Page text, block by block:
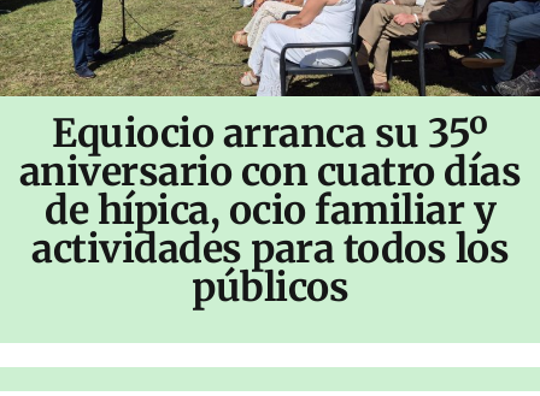
Equiocio arranca su 35º
aniversario con cuatro días
de hípica, ocio familiar y
actividades para todos los
públicos